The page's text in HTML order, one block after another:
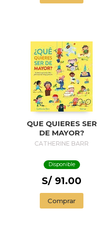
QUE QUIERES SER
DE MAYOR?
CATHERINE BARR
Disponible
S/ 91.00
Comprar